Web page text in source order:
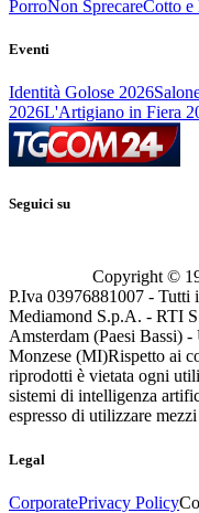
PorroNon SprecareCotto e
Eventi
Identità Golose 2026
2026L'Artigiano in Fiera
Seguici su
Copyright ©
P.Iva 03976881007 -
Mediamond S.p.A. - RTI
Amsterdam (Paesi Bassi)
Monzese (MI)Rispetto ai
riprodotti è vietata ogni
sistemi di intelligenza
espresso di utilizzare
Legal
CorporatePrivacy Policy